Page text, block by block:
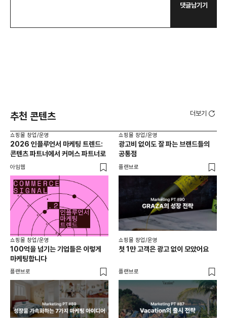
댓글남기기
추천 콘텐츠 더보기
쇼핑몰 창업/운영
2026 인플루언서 마케팅 트렌드:
콘텐츠 파트너에서 커머스 파트너로
아임웹
쇼핑몰 창업/운영
광고비 없이도 잘 파는 브랜드들의
공통점
플랜브로
쇼핑몰 창업/운영
100억을 넘기는 기업들은 이렇게
마케팅합니다
플랜브로
쇼핑몰 창업/운영
첫 1만 고객은 광고 없이 모았어요
플랜브로